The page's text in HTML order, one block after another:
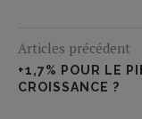
Articles précédent
+1,7% POUR LE
CROISSANCE ?